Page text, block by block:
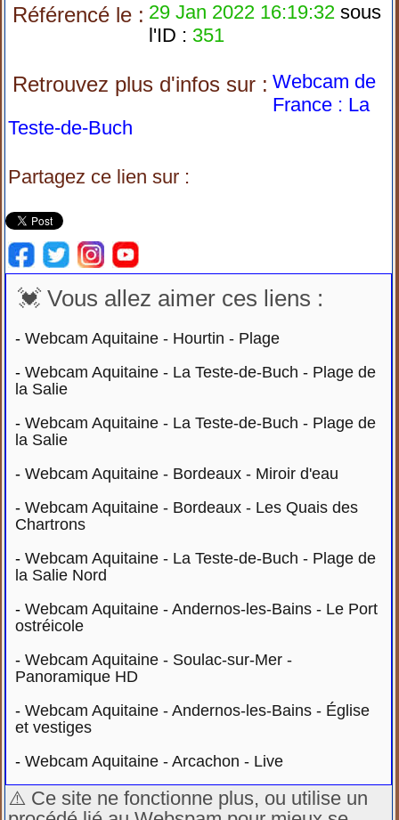
Référencé le : 29 Jan 2022 16:19:32 sous
l'ID : 351
Retrouvez plus d'infos sur : Webcam de
France : La
Teste-de-Buch
Partagez ce lien sur :
💓 Vous allez aimer ces liens :
-Webcam Aquitaine - Hourtin - Plage
-Webcam Aquitaine - La Teste-de-Buch - Plage de
la Salie
-Webcam Aquitaine - La Teste-de-Buch - Plage de
la Salie
-Webcam Aquitaine - Bordeaux - Miroir d'eau
-Webcam Aquitaine - Bordeaux - Les Quais des
Chartrons
-Webcam Aquitaine - La Teste-de-Buch - Plage de
la Salie Nord
-Webcam Aquitaine - Andernos-les-Bains - Le Port
ostréicole
-Webcam Aquitaine - Soulac-sur-Mer -
Panoramique HD
-Webcam Aquitaine - Andernos-les-Bains - Église
et vestiges
-Webcam Aquitaine - Arcachon - Live
⚠️ Ce site ne fonctionne plus, ou utilise un